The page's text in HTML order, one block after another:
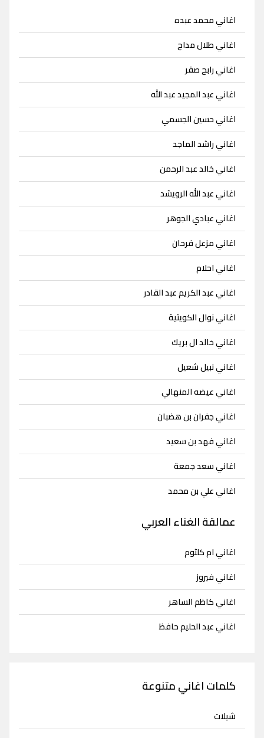
اغاني محمد عبده
اغاني طلال مداح
اغاني رابح صقر
اغاني عبد المجيد عبد الله
اغاني حسين الجسمي
اغاني راشد الماجد
اغاني خالد عبد الرحمن
اغاني عبد الله الرويشد
اغاني عبادي الجوهر
اغاني مزعل فرحان
اغاني احلام
اغاني عبد الكريم عبد القادر
اغاني نوال الكويتية
اغاني خالد ال بريك
اغاني نبيل شعيل
اغاني عيضه المنهالي
اغاني جفران بن هضبان
اغاني فهد بن سعيد
اغاني سعد جمعة
اغاني علي بن محمد
عمالقة الغناء العربي
اغاني ام كلثوم
اغاني فيروز
اغاني كاظم الساهر
اغاني عبد الحليم حافظ
كلمات اغاني متنوعة
شيلات